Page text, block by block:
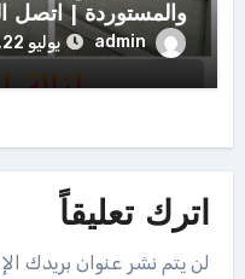
والمستوردة | اتصل الآن
admin يوليو 22, 2024
اترك تعليقاً
لن يتم نشر عنوان بريدك